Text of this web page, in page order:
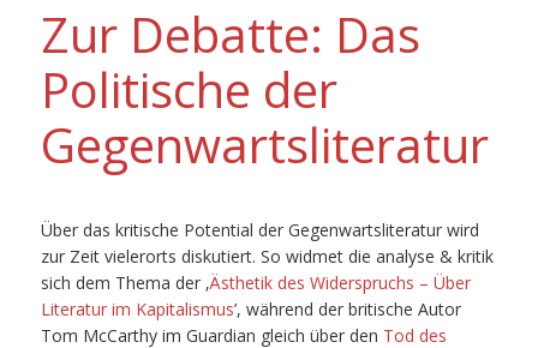
Zur Debatte: Das
Politische der
Gegenwartsliteratur
Über das kritische Potential der Gegenwartsliteratur wird
zur Zeit vielerorts diskutiert. So widmet die analyse & kritik
sich dem Thema der ‚Ästhetik des Widerspruchs – Über
Literatur im Kapitalismus’, während der britische Autor
Tom McCarthy im Guardian gleich über den Tod des